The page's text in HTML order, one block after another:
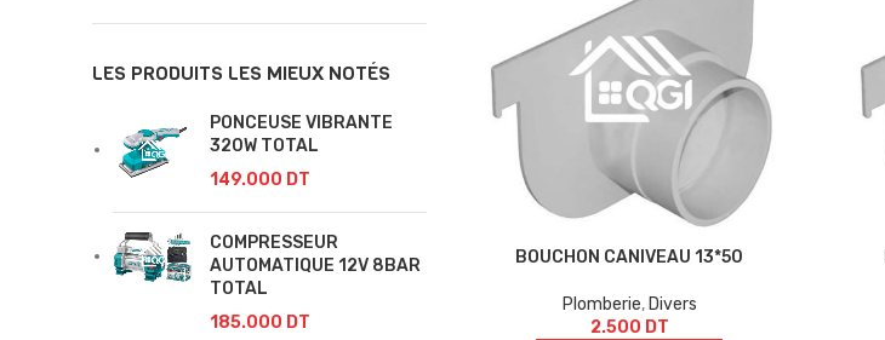
LES PRODUITS LES MIEUX NOTÉS
PONCEUSE VIBRANTE
320W TOTAL
149.000 DT
COMPRESSEUR
AUTOMATIQUE 12V 8BAR
TOTAL
185.000 DT
BOUCHON CANIVEAU 13*50
Plomberie,Divers
2.500 DT